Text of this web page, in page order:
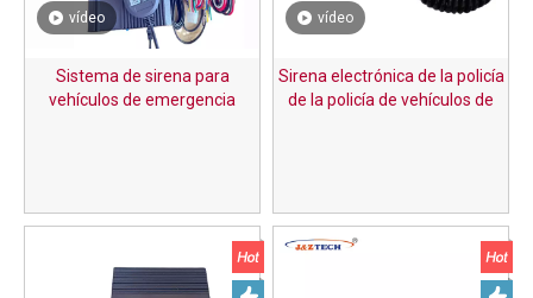
vídeo
Sistema de sirena para
vehículos de emergencia
vídeo
Sirena electrónica de la policía
de la policía de vehículos de